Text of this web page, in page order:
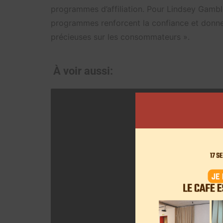
programmes d’affiliation. Pour Lindsey
programmes renforcent la confiance et
précieuses sur les consommateurs ».
À voir aussi: